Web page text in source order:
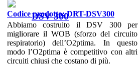
DSV 300
Codice prodotto: DRT-DSV300
Abbiamo costruito il DSV 300 per
migliorare il WOB (sforzo del circuito
respiratorio) dell’O2ptima. In questo
modo l’O2ptima è competitivo con altri
circuiti chiusi che costano di più.